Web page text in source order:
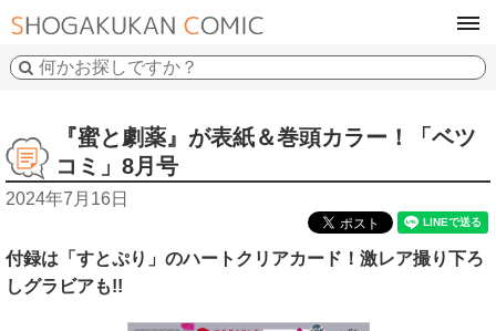
『蜜と劇薬』が表紙＆巻頭カラー！「ベツ
コミ」8月号
2024年7月16日
付録は「すとぷり」のハートクリアカード！激レア撮り下ろ
しグラビアも!!